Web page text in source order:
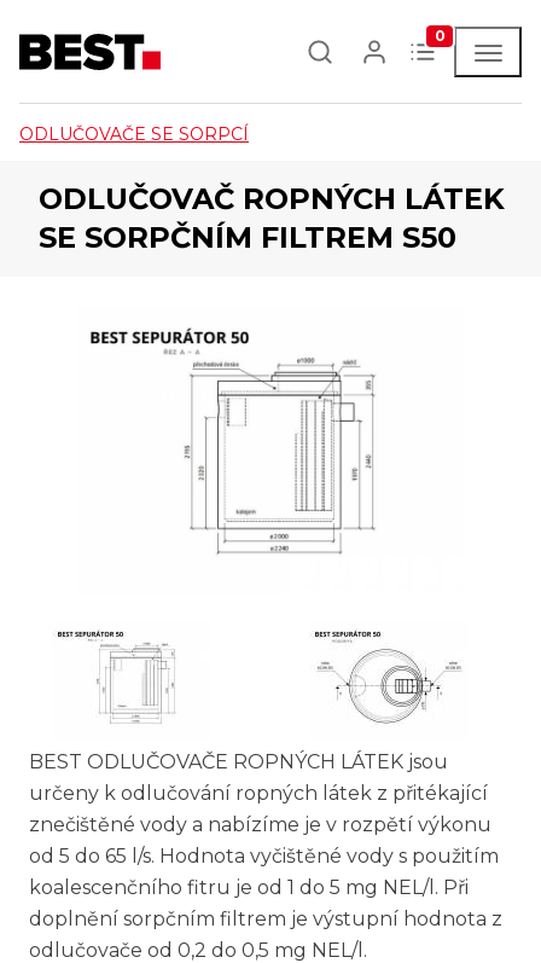
0
ODLUČOVAČE SE SORPCÍ
ODLUČOVAČ ROPNÝCH LÁTEK
SE SORPČNÍM FILTREM S50
BEST ODLUČOVAČE ROPNÝCH LÁTEK jsou
určeny k odlučování ropných látek z přitékající
znečištěné vody a nabízíme je v rozpětí výkonu
od 5 do 65 l/s. Hodnota vyčištěné vody s použitím
koalescenčního fitru je od 1 do 5 mg NEL/l. Při
doplnění sorpčním filtrem je výstupní hodnota z
odlučovače od 0,2 do 0,5 mg NEL/l.